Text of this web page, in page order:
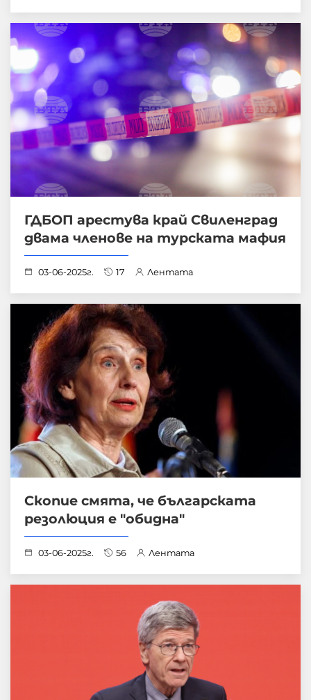
ГДБОП арестува край Свиленград
двама членове на турската мафия
03-06-2025г. 17 Лентата
Скопие смята, че българската
резолюция е "обидна"
03-06-2025г. 56 Лентата